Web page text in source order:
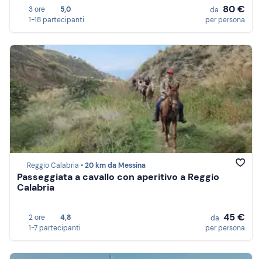
3 ore
5,0
1-18 partecipanti
da 80 €
per persona
Reggio Calabria •20 km da Messina
Passeggiata a cavallo con aperitivo a Reggio
Calabria
2 ore
4,8
1-7 partecipanti
da 45 €
per persona